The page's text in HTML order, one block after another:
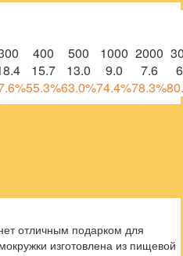
400 500 1000 2000
15.7 13.0 9.0 7.6
55.3%63.0%74.4%78.3%
отличным подарком для
изготовлена из пищевой